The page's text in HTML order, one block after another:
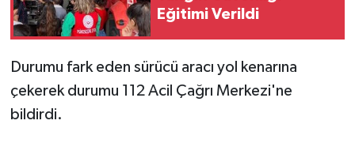
Eğitimi Verildi
Durumu fark eden sürücü aracı yol kenarına
çekerek durumu 112 Acil Çağrı Merkezi'ne
bildirdi.